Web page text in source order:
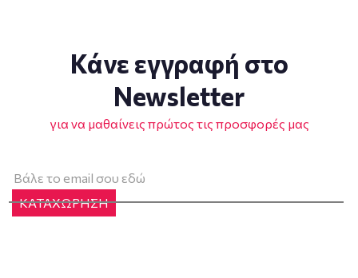
Κάνε εγγραφή στο
Newsletter
για να μαθαίνεις πρώτος τις προσφορές μας
ΚΑΤΑΧΩΡΗΣΗ